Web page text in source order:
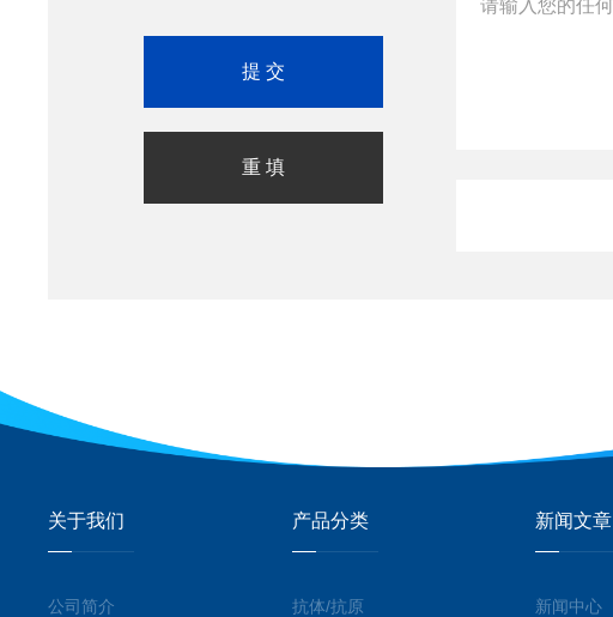
关于我们
公司简介
产品分类
抗体/抗原
新闻文章
新闻中心